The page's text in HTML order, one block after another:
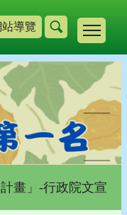
導覽
畫」-行政院文宣